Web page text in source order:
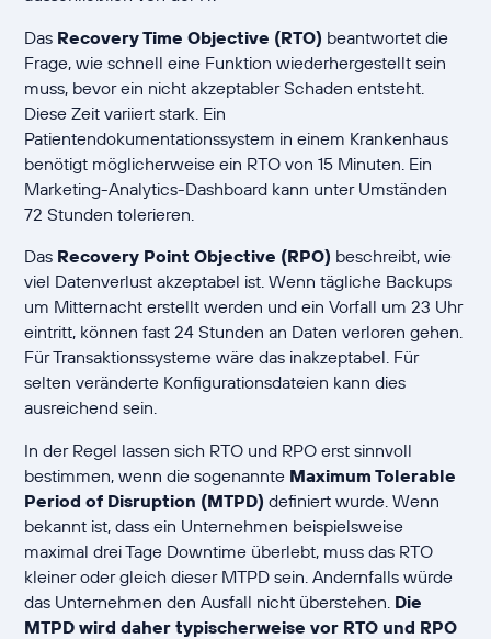
Das Recovery Time Objective (RTO) beantwortet die
Frage, wie schnell eine Funktion wiederhergestellt sein
muss, bevor ein nicht akzeptabler Schaden entsteht.
Diese Zeit variiert stark. Ein
Patientendokumentationssystem in einem Krankenhaus
benötigt möglicherweise ein RTO von 15 Minuten. Ein
Marketing-Analytics-Dashboard kann unter Umständen
72 Stunden tolerieren.
Das Recovery Point Objective (RPO) beschreibt, wie
viel Datenverlust akzeptabel ist. Wenn tägliche Backups
um Mitternacht erstellt werden und ein Vorfall um 23 Uhr
eintritt, können fast 24 Stunden an Daten verloren gehen.
Für Transaktionssysteme wäre das inakzeptabel. Für
selten veränderte Konfigurationsdateien kann dies
ausreichend sein.
In der Regel lassen sich RTO und RPO erst sinnvoll
bestimmen, wenn die sogenannte Maximum Tolerable
Period of Disruption (MTPD) definiert wurde. Wenn
bekannt ist, dass ein Unternehmen beispielsweise
maximal drei Tage Downtime überlebt, muss das RTO
kleiner oder gleich dieser MTPD sein. Andernfalls würde
das Unternehmen den Ausfall nicht überstehen. Die
MTPD wird daher typischerweise vor RTO und RPO